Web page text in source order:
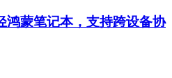
鸿蒙笔记本，支持跨设备协